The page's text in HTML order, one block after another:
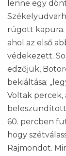
lenne egy
rúgott kapura.
ahol az első
védekezett.
edzőjük,
bekiáltása:
Voltak percek,
60. percben
hogy
Rajmondot.